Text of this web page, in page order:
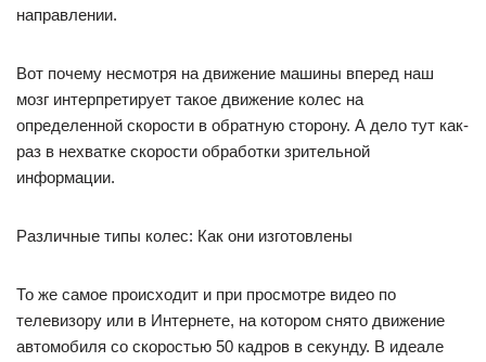
направлении.
Вот почему несмотря на движение машины вперед наш
мозг интерпретирует такое движение колес на
определенной скорости в обратную сторону. А дело тут как-
раз в нехватке скорости обработки зрительной
информации.
Различные типы колес: Как они изготовлены
То же самое происходит и при просмотре видео по
телевизору или в Интернете, на котором снято движение
автомобиля со скоростью 50 кадров в секунду. В идеале